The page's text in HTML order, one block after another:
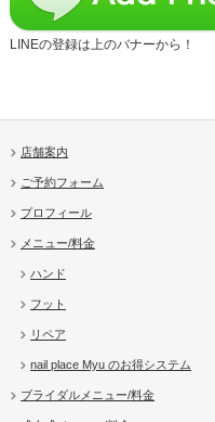
LINEの登録は上のバナーから！
店舗案内
ご予約フォーム
プロフィール
メニュー/料金
ハンド
フット
リペア
nail place Myu のお得システム
ブライダルメニュー/料金